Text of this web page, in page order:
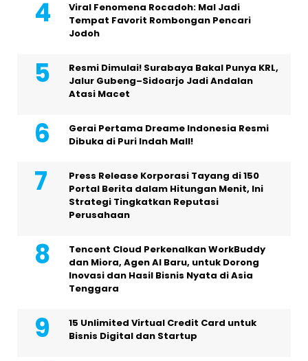
Viral Fenomena Rocadoh: Mal Jadi
Tempat Favorit Rombongan Pencari
Jodoh
Resmi Dimulai! Surabaya Bakal Punya KRL,
Jalur Gubeng–Sidoarjo Jadi Andalan
Atasi Macet
Gerai Pertama Dreame Indonesia Resmi
Dibuka di Puri Indah Mall!
Press Release Korporasi Tayang di 150
Portal Berita dalam Hitungan Menit, Ini
Strategi Tingkatkan Reputasi
Perusahaan
Tencent Cloud Perkenalkan WorkBuddy
dan Miora, Agen AI Baru, untuk Dorong
Inovasi dan Hasil Bisnis Nyata di Asia
Tenggara
15 Unlimited Virtual Credit Card untuk
Bisnis Digital dan Startup